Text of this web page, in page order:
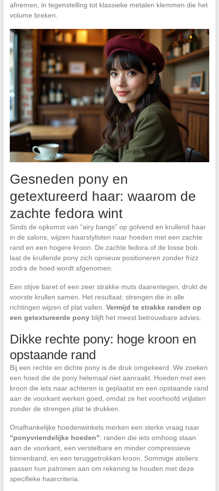
afnemen, in tegenstelling tot klassieke metalen klemmen die het
volume breken.
Gesneden pony en
getextureerd haar: waarom de
zachte fedora wint
Sinds de opkomst van “airy bangs” op golvend en krullend haar
in de salons, wijzen haarstylisten naar hoeden met een zachte
rand en een hogere kroon. De zachte fedora of de losse bob
laat de krullende pony zich opnieuw positioneren zonder frizz
zodra de hoed wordt afgenomen.
Een stijve baret of een zeer strakke muts daarentegen, drukt de
voorste krullen samen. Het resultaat: strengen die in alle
richtingen wijzen of plat vallen. Vermijd te strakke randen op
een getextureerde ponyblijft het meest betrouwbare advies.
Dikke rechte pony: hoge kroon en
opstaande rand
Bij een rechte en dichte pony is de druk omgekeerd. We zoeken
een hoed die de pony helemaal niet aanraakt. Hoeden met een
kroon die iets naar achteren is geplaatst en een opstaande rand
aan de voorkant werken goed, omdat ze het voorhoofd vrijlaten
zonder de strengen plat te drukken.
Onafhankelijke hoedenwinkels merken een sterke vraag naar
“ponyvriendelijke hoeden”: randen die iets omhoog staan
aan de voorkant, een verstelbare en minder compressieve
binnenband, en een teruggetrokken kroon. Sommige ateliers
passen hun patronen aan om rekening te houden met deze
specifieke haarcriteria.